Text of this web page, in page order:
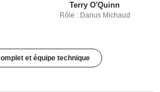
Terry O'Quinn
Rôle : Darius Michaud
et équipe technique